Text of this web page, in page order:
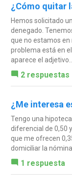
¿Cómo quitar
Hemos solicitado
denegado.
que no estamos
problema está en
aparece el adjetivo...
2 respuestas
¿Me interesa
Tengo una
diferencial de 0,50
que me ofrecen
domiciliar la
1 respuesta